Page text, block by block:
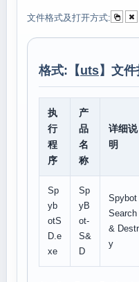
文件格式及打开方式:
格式:【uts】文
执
行
程
序
产
品
名
称
详细说
明
Sp
yb
otS
D.e
xe
Sp
yB
ot-
S&
D
Spybot
Search
&
y